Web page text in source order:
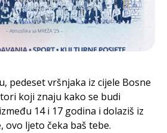
pedeset vršnjaka iz cijele Bosne
koji znaju kako se budi
14 i 17 godina i dolaziš iz
ovo ljeto čeka baš tebe.